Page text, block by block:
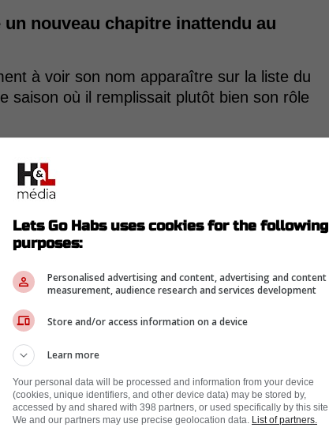
nouveau chapitre inattendu au
à voir son nom apparaître sur la liste du
saison où il remplissait plutôt bien son rôle
placé là, ouvrant la porte à toutes sortes
Blais cet été avec un contrat d'un an,
et un certain punch offensif à l'aile
Lets Go Habs uses cookies for the following
purposes:
Personalised advertising and content, advertising and content
measurement, audience research and services development
Store and/or access information on a device
Learn more
Your personal data will be processed and information from your device
(cookies, unique identifiers, and other device data) may be stored by,
accessed by and shared with 398 partners, or used specifically by this site.
We and our partners may use precise geolocation data. List of partners.